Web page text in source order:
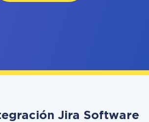
Jira Software